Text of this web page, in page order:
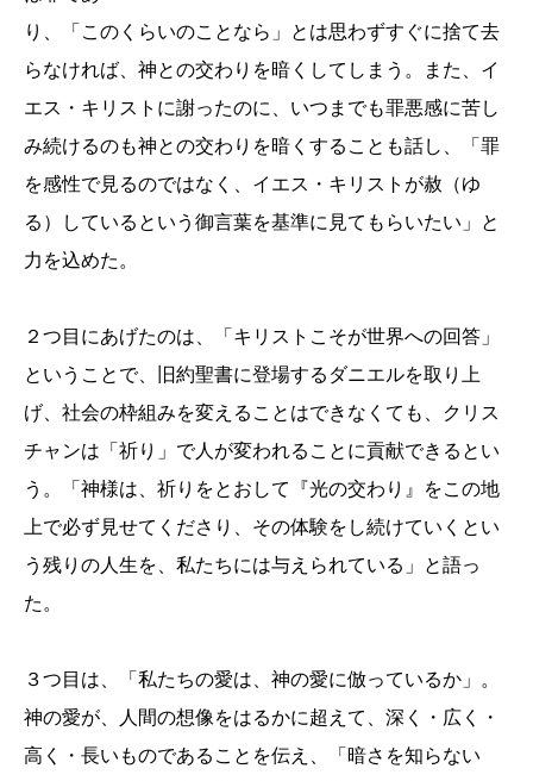
り、「このくらいのことなら」とは思わずすぐに捨て去
らなければ、神との交わりを暗くしてしまう。また、イ
エス・キリストに謝ったのに、いつまでも罪悪感に苦し
み続けるのも神との交わりを暗くすることも話し、「罪
を感性で見るのではなく、イエス・キリストが赦（ゆ
る）しているという御言葉を基準に見てもらいたい」と
力を込めた。
２つ目にあげたのは、「キリストこそが世界への回答」
ということで、旧約聖書に登場するダニエルを取り上
げ、社会の枠組みを変えることはできなくても、クリス
チャンは「祈り」で人が変われることに貢献できるとい
う。「神様は、祈りをとおして『光の交わり』をこの地
上で必ず見せてくださり、その体験をし続けていくとい
う残りの人生を、私たちには与えられている」と語っ
た。
３つ目は、「私たちの愛は、神の愛に倣っているか」。
神の愛が、人間の想像をはるかに超えて、深く・広く・
高く・長いものであることを伝え、「暗さを知らない